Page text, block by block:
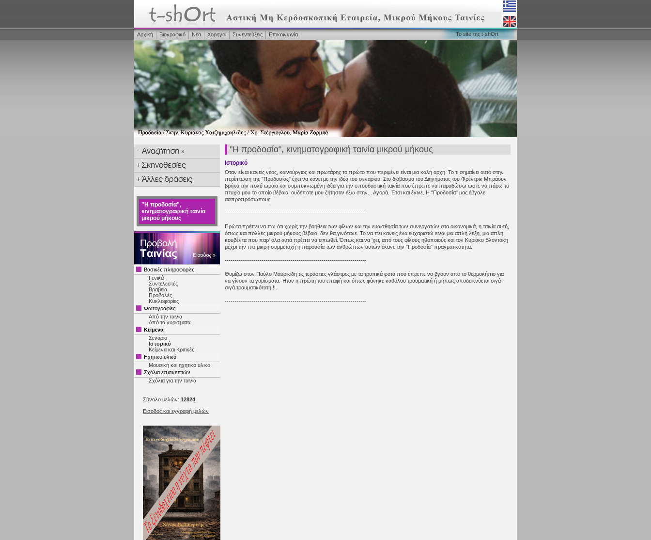
Αρχική Βιογραφικό Νέα Χορηγοί Συνεντεύξεις Επικοινωνία Το site της t-shOrt
"Η προδοσία",
κινηματογραφική ταινία
μικρού μήκους
Βασικές πληροφορίες
Γενικά
Συντελεστές
Βραβεία
Προβολές
Κυκλοφορίες
Φωτογραφίες
Από την ταινία
Από τα γυρίσματα
Κείμενα
Σενάριο
Ιστορικό
Κείμενα και Κριτικές
Ηχητικό υλικό
Μουσική και ηχητικό υλικό
Σχόλια επισκεπτών
Σχόλια για την ταινία
Σύνολο μελών: 12824
Είσοδος και εγγραφή μελών
"Η προδοσία", κινηματογραφική ταινία μικρού μήκους
Ιστορικό
Όταν είναι κανείς νέος, καινούργιος και πρωτάρης το πρώτο που περιμένει είναι μια καλή αρχή. Το τι σημαίνει αυτό στην
περίπτωση της "Προδοσίας" έχει να κάνει με την ιδέα του σεναρίου. Στο διάβασμα του Διηγήματος του Φρέντρικ Μπράουν
βρήκα την πολύ ωραία και συμπυκνωμένη ιδέα για την σπουδαστική ταινία που έπρεπε να παραδώσω ώστε να πάρω το
πτυχίο μου το οποίο βέβαια, ουδέποτε μου ζήτησαν έξω στην... Αγορά. Έτσι και έγινε. Η "Προδοσία" μας έβγαλε
ασπροπρόσωπους.
-------------------------------------------------------------------------
Πρώτα πρέπει να πω ότι χωρίς την βοήθεια των φίλων και την ευαισθησία των συνεργατών στα οικονομικά, η ταινία αυτή,
όπως και πολλές μικρού μήκους βέβαια, δεν θα γινότανε. Το να πει κανείς ένα ευχαριστώ είναι μια απλή λέξη, μια απλή
κουβέντα που παρ' όλα αυτά πρέπει να ειπωθεί. Όπως και να 'χει, από τους φίλους ηθοποιούς και τον Κυριάκο Βλοντάκη
μέχρι την πιο μικρή συμμετοχή η παρουσία των ανθρώπων αυτών έκανε την "Προδοσία" πραγματικότητα.
-------------------------------------------------------------------------
Θυμίζω στον Παύλο Μαυρικίδη τις τεράστιες γλάστρες με τα τροπικά φυτά που έπρεπε να βγουν από το θερμοκήπιο για
να γίνουν τα γυρίσματα. Ήταν η πρώτη του επαφή και όπως φάνηκε καθόλου τραυματική ή μήπως αποδεικνύεται σιγά -
σιγά τραυματικότατη!!!.
-------------------------------------------------------------------------